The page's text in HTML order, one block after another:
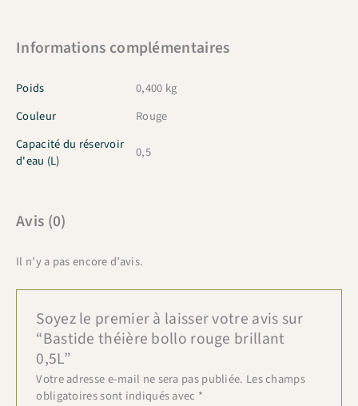
Informations complémentaires
Poids
0,400 kg
Couleur
Rouge
Capacité du réservoir
d'eau (L)
0,5
Avis (0)
Il n’y a pas encore d’avis.
Soyez le premier à laisser votre avis sur
“Bastide théière bollo rouge brillant
0,5L”
Votre adresse e-mail ne sera pas publiée. Les champs
obligatoires sont indiqués avec *